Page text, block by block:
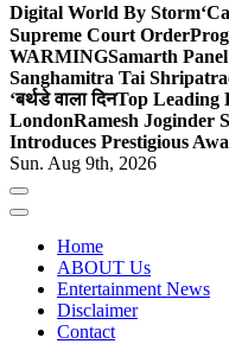
Digital World By Storm
Supreme Court Order
WARMINGSamarth
Sanghamitra Tai
‘बर्थडे वाला दिनTop Leading
LondonRamesh Joginder
Introduces Prestigious
Sun. Aug 9th, 2026
Home
ABOUT Us
Entertainment News
Disclaimer
Contact